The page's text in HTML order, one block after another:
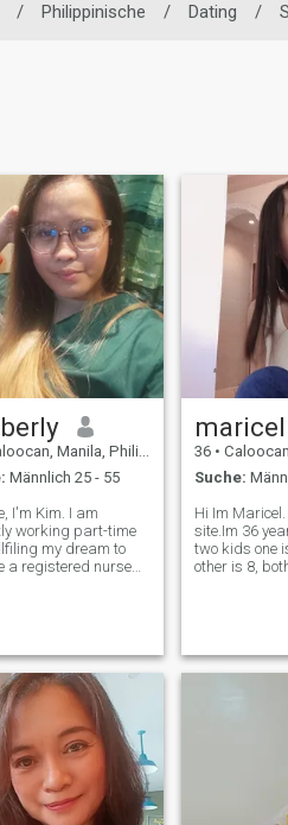
/ Philippinische / Dating /
Manila, Philippinen
Männlich 25 - 55
I'm Kim. I am
working part-time
my dream to
a registered nurse
free to as
maricel
36 • Caloocan,
Suche:
Hi Im
site.Im 36
two kids one
other is 8,
arabia for 4
OFW.NOw